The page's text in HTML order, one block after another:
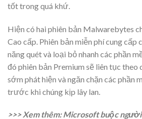
tốt trong quá khứ.
Hiện có hai phiên bản Malwarebytes
Cao cấp. Phiên bản miễn phí cung cấp
năng quét và loại bỏ nhanh các phần
đó phiên bản Premium sẽ liên tục
sớm phát hiện và ngăn chặn các phần
trước khi chúng kịp lây lan.
>>> Xem thêm: Microsoft buộc